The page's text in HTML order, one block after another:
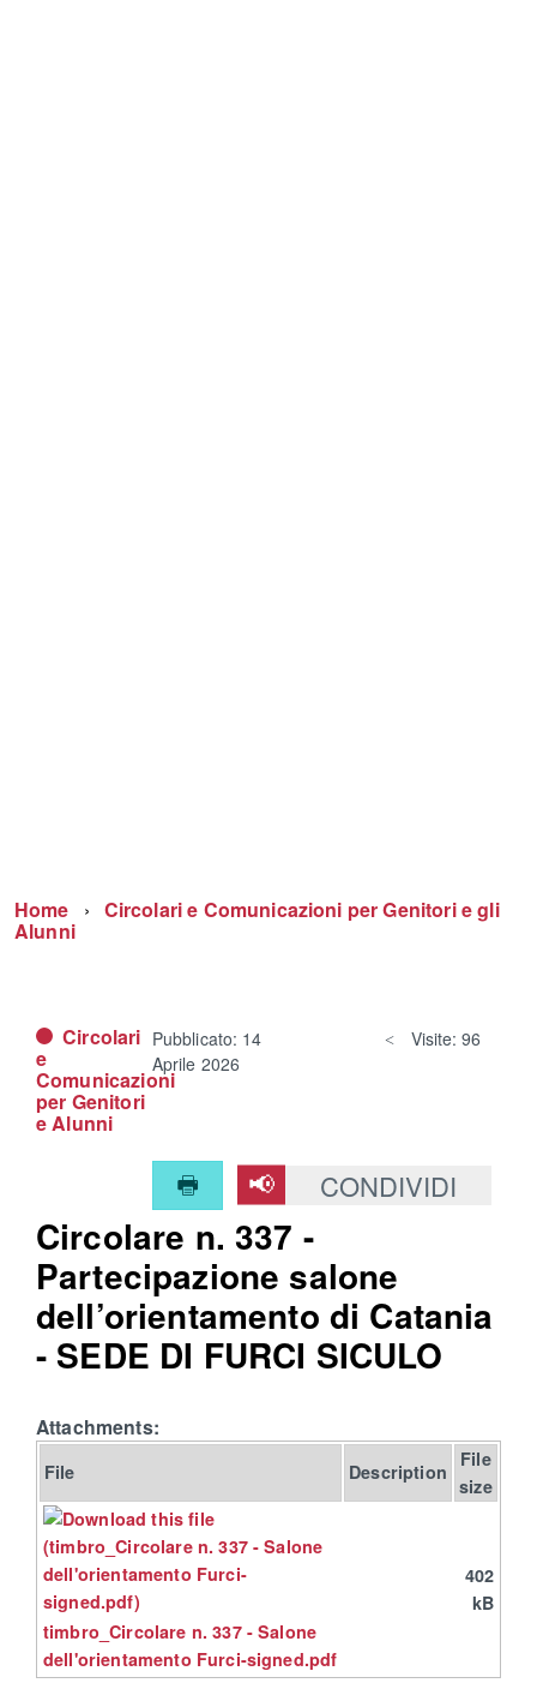
Home Circolari e Comunicazioni per Genitori e gli
Alunni
Circolari
e
Comunicazioni
per Genitori
e Alunni
Pubblicato: 14
Aprile 2026
Visite: 96
CONDIVIDI
Circolare n. 337 -
Partecipazione salone
dell’orientamento di Catania
- SEDE DI FURCI SICULO
Attachments:
File Description
File
size
timbro_Circolare n. 337 - Salone
dell'orientamento Furci-signed.pdf
402
kB